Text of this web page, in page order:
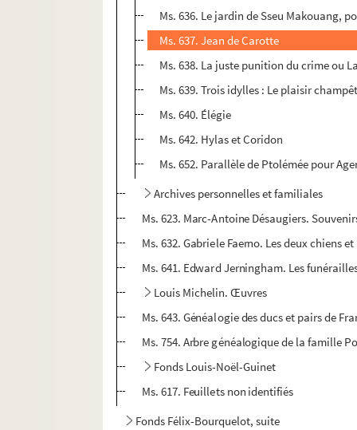
Ms. 636. Le jardin de Sseu Makouang,
Ms. 637. Jean de Carotte
Ms. 638. La juste punition du crime ou
Ms. 639. Trois idylles : Le plaisir
Ms. 640. Élégie
Ms. 642. Hylas et Coridon
Ms. 652. Parallèle de Ptolémée pour
Archives personnelles et familiales
Ms. 623. Marc-Antoine Désaugiers.
Ms. 632. Gabriele Faerno. Les deux chiens
Ms. 641. Edward Jerningham. Les
Louis Michelin. Œuvres
Ms. 643. Généalogie des ducs et pairs de
Ms. 754. Arbre généalogique de la famille
Fonds Louis-Noël-Guinet
Ms. 617. Feuillets non identifiés
Fonds Félix-Bourquelot, suite